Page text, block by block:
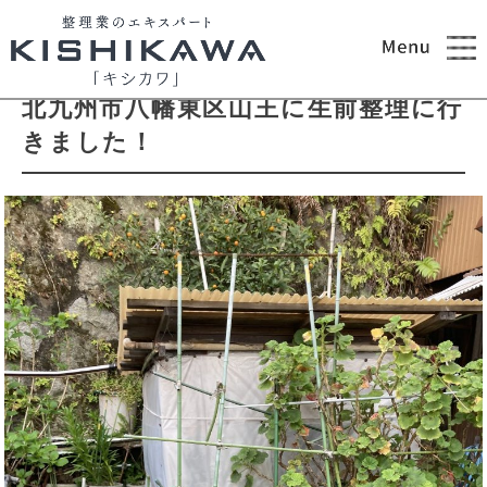
ブログ
2021.04.22
北九州市八幡東区山王に生前整理に行
きました！